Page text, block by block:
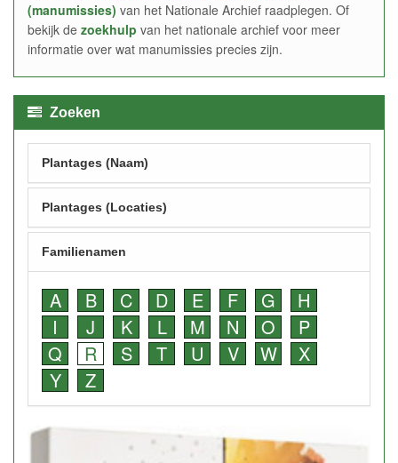
(manumissies) van het Nationale Archief raadplegen. Of
bekijk de zoekhulp van het nationale archief voor meer
informatie over wat manumissies precies zijn.
Zoeken
Plantages (Naam)
Plantages (Locaties)
Familienamen
A B C D E F G
H
I
J K L M N O
P
Q
R S T U V W
X
Y
Z